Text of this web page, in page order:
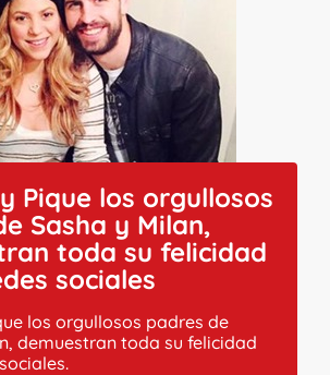
Pique los orgullosos
Sasha y Milan,
toda su felicidad
sociales
los orgullosos padres de
demuestran toda su felicidad